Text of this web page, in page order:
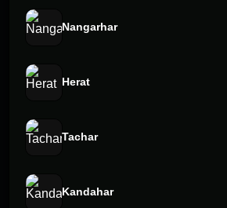
Nangarhar
Herat
Tachar
Kandahar